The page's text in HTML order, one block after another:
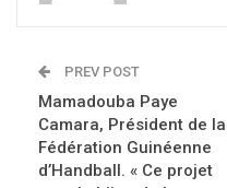
PREV POST
Mamadouba Paye
Camara, Président de la
Fédération Guinéenne
d’Handball. « Ce projet